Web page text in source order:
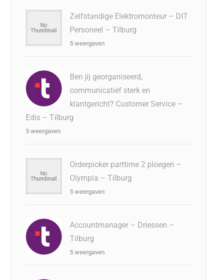
Zelfstandige Elektromonteur – DIT
Personeel – Tilburg
5 weergaven
Ben jij georganiseerd,
communicatief sterk en
klantgericht? Customer Service –
Edis – Tilburg
5 weergaven
Orderpicker parttime 2 ploegen –
Olympia – Tilburg
5 weergaven
Accountmanager – Driessen –
Tilburg
5 weergaven